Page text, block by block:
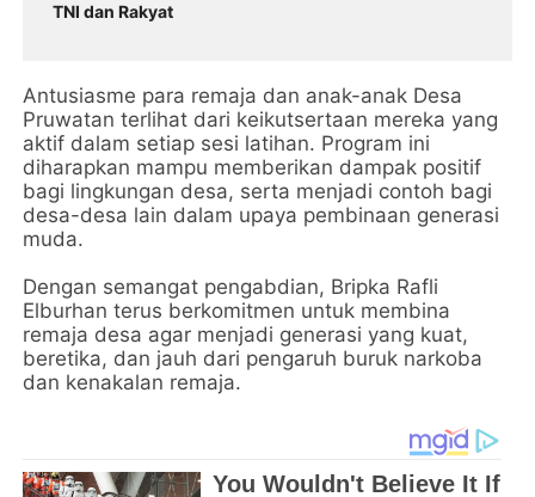
TNI dan Rakyat
Antusiasme para remaja dan anak-anak Desa
Pruwatan terlihat dari keikutsertaan mereka yang
aktif dalam setiap sesi latihan. Program ini
diharapkan mampu memberikan dampak positif
bagi lingkungan desa, serta menjadi contoh bagi
desa-desa lain dalam upaya pembinaan generasi
muda.
Dengan semangat pengabdian, Bripka Rafli
Elburhan terus berkomitmen untuk membina
remaja desa agar menjadi generasi yang kuat,
beretika, dan jauh dari pengaruh buruk narkoba
dan kenakalan remaja.